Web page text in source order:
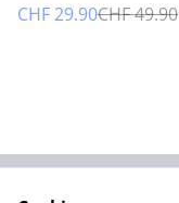
CHF 29.90CHF 49.90